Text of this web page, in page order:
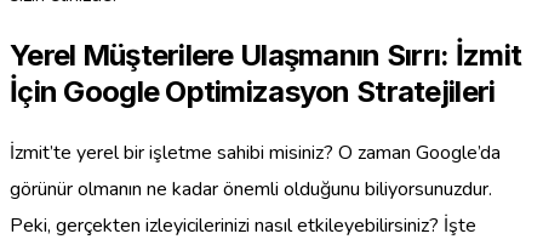
Yerel Müşterilere Ulaşmanın Sırrı: İzmit
İçin Google Optimizasyon Stratejileri
İzmit’te yerel bir işletme sahibi misiniz? O zaman Google’da
görünür olmanın ne kadar önemli olduğunu biliyorsunuzdur.
Peki, gerçekten izleyicilerinizi nasıl etkileyebilirsiniz? İşte